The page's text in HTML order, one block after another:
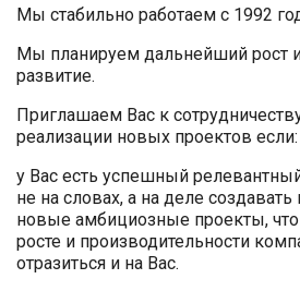
Мы стабильно работаем с 1992
Мы планируем дальнейший рост
развитие.
Приглашаем Вас к
реализации новых проектов если:
у Вас есть успешный
не на словах, а на деле
новые амбициозные проекты, что
росте и производительности
отразиться и на Вас.